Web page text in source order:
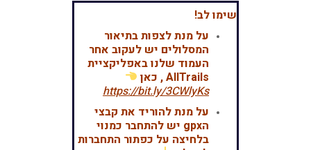
שימו לב!
על מנת לצפות בתיאור
המסלולים יש לעקוב אחר
העמוד שלנו באפליקציית
AllTrails , כאן
https://bit.ly/3CWlyKs
על מנת להוריד את קבצי
הgpx יש להתחבר כמנוי
בלחיצה על כפתור התחברות